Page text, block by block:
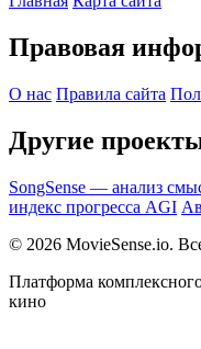
Правовая
О нас Правила сайта
Другие
SongSense — анализ
индекс прогресса AGI
© 2026 MovieSense.io.
Платформа
кино